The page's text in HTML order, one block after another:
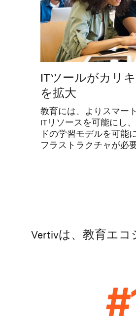
ITツールがカリ
を拡大
教育には、よりスマー
ITリソースを可能にし
ドの学習モデルを可能
フラストラクチャが必
Vertivは、教育エ